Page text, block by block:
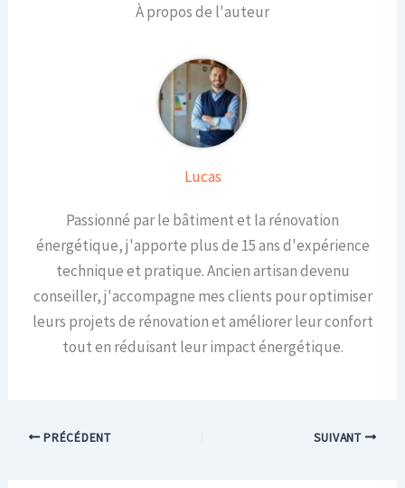
À propos de l'auteur
Lucas
Passionné par le bâtiment et la rénovation
énergétique, j'apporte plus de 15 ans d'expérience
technique et pratique. Ancien artisan devenu
conseiller, j'accompagne mes clients pour optimiser
leurs projets de rénovation et améliorer leur confort
tout en réduisant leur impact énergétique.
PRÉCÉDENT SUIVANT